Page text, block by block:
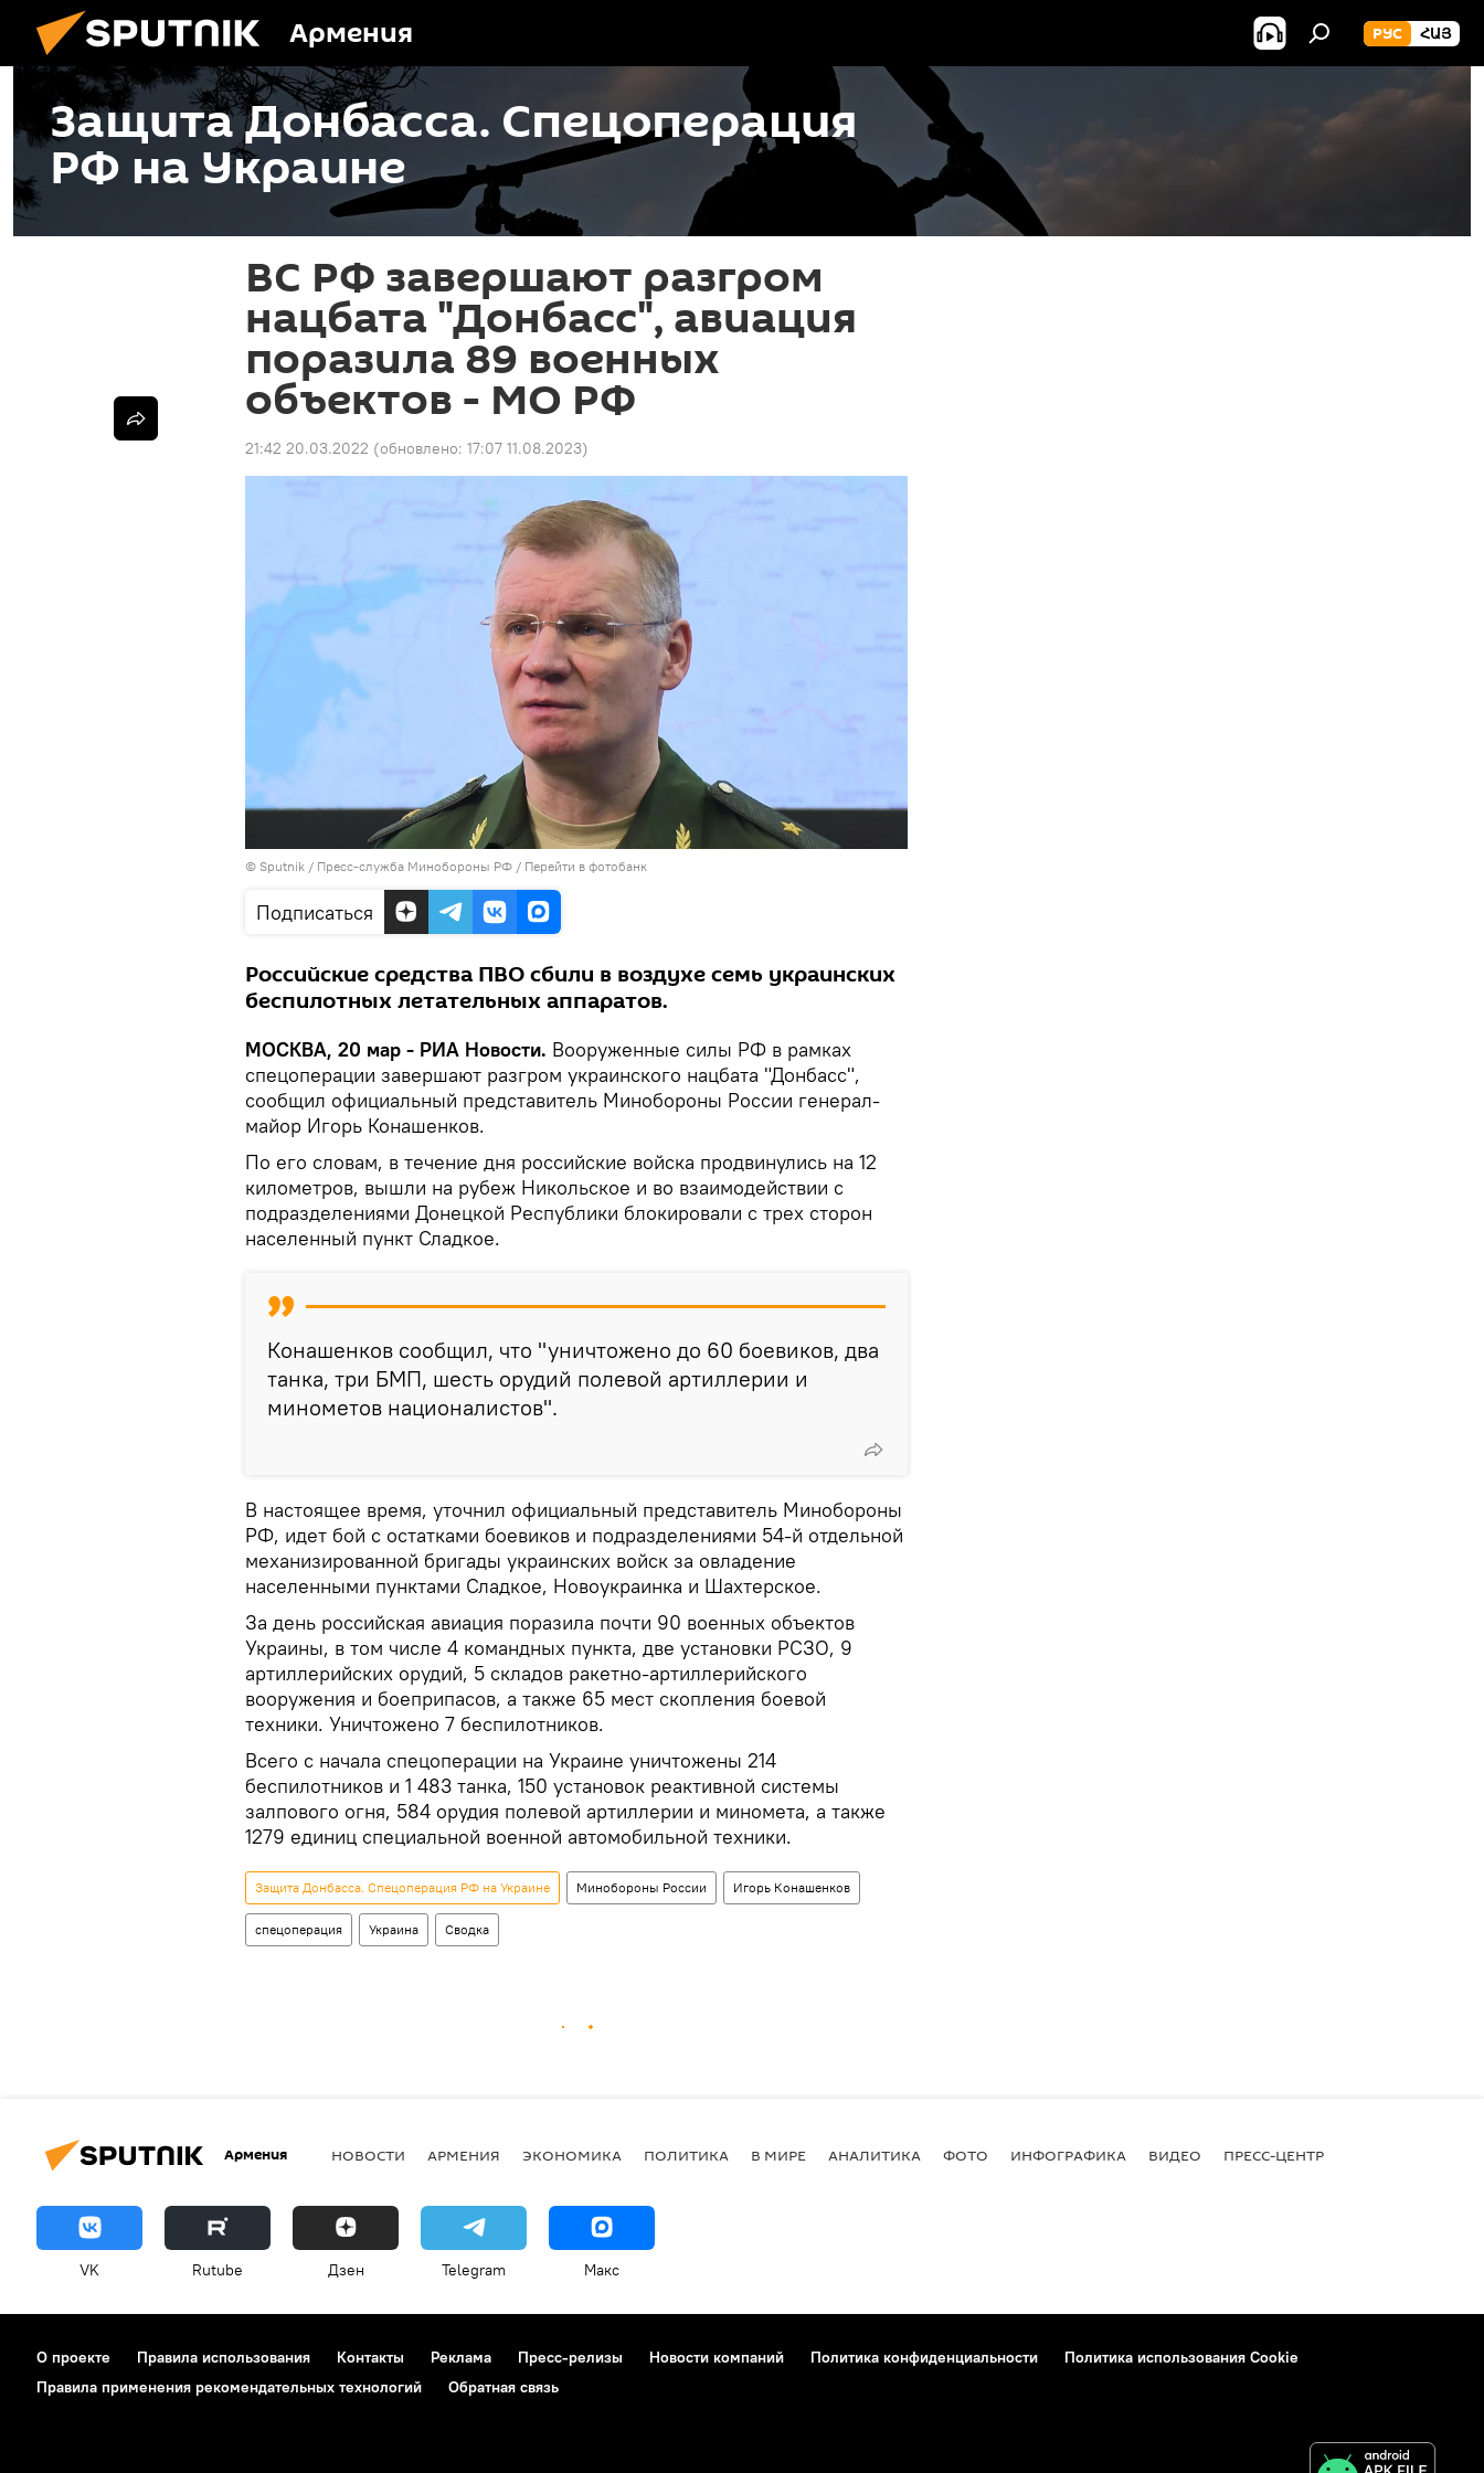
Армения РУС ՀԱՅ
Защита Донбасса. Спецоперация
РФ на Украине
ВС РФ завершают разгром
нацбата "Донбасс", авиация
поразила 89 военных
объектов - МО РФ
21:42 20.03.2022 (обновлено: 17:07 11.08.2023)
© Sputnik / Пресс-служба Минобороны РФ / Перейти в фотобанк
Подписаться
Российские средства ПВО сбили в воздухе семь украинских
беспилотных летательных аппаратов.
МОСКВА, 20 мар - РИА Новости. Вооруженные силы РФ в рамках
спецоперации завершают разгром украинского нацбата "Донбасс",
сообщил официальный представитель Минобороны России генерал-
майор Игорь Конашенков.
По его словам, в течение дня российские войска продвинулись на 12
километров, вышли на рубеж Никольское и во взаимодействии с
подразделениями Донецкой Республики блокировали с трех сторон
населенный пункт Сладкое.
Конашенков сообщил, что "уничтожено до 60 боевиков, два
танка, три БМП, шесть орудий полевой артиллерии и
минометов националистов".
В настоящее время, уточнил официальный представитель Минобороны
РФ, идет бой с остатками боевиков и подразделениями 54-й отдельной
механизированной бригады украинских войск за овладение
населенными пунктами Сладкое, Новоукраинка и Шахтерское.
За день российская авиация поразила почти 90 военных объектов
Украины, в том числе 4 командных пункта, две установки РСЗО, 9
артиллерийских орудий, 5 складов ракетно-артиллерийского
вооружения и боеприпасов, а также 65 мест скопления боевой
техники. Уничтожено 7 беспилотников.
Всего с начала спецоперации на Украине уничтожены 214
беспилотников и 1 483 танка, 150 установок реактивной системы
залпового огня, 584 орудия полевой артиллерии и миномета, а также
1279 единиц специальной военной автомобильной техники.
Защита Донбасса. Спецоперация РФ на Украине Минобороны России Игорь Конашенков
спецоперация Украина Сводка
Армения НОВОСТИ АРМЕНИЯ ЭКОНОМИКА ПОЛИТИКА В МИРЕ АНАЛИТИКА ФОТО ИНФОГРАФИКА ВИДЕО ПРЕСС-ЦЕНТР
VK Rutube Дзен Telegram Макс
О проекте Правила использования Контакты Реклама Пресс-релизы Новости компаний Политика конфиденциальности
Политика использования Cookie
Правила применения рекомендательных технологий
Обратная связь